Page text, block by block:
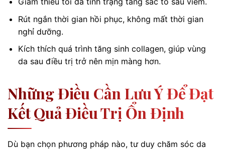
Rút ngắn thời gian hồi phục, không mất thời gian
nghỉ dưỡng.
Kích thích quá trình tăng sinh collagen, giúp vùng
da sau điều trị trở nên mịn màng hơn.
Những Điều Cần Lưu Ý Để Đạt
Kết Quả Điều Trị Ổn Định
Dù bạn chọn phương pháp nào, tư duy chăm sóc da